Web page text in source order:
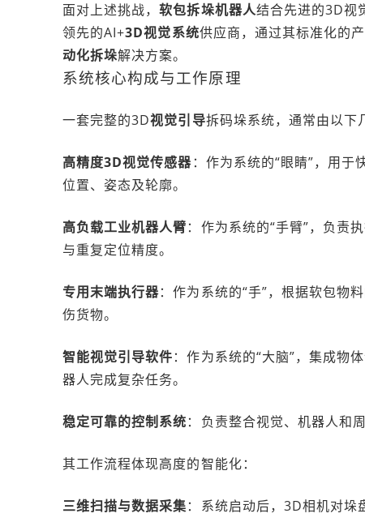
面对上述挑战，软包拆垛机器人结合先进的3D视
领先的AI+3D视觉系统供应商，通过其标准化的
动化拆垛解决方案。
系统核心构成与工作原理
一套完整的3D视觉引导拆码垛系统，通常由以下
高精度3D视觉传感器：作为系统的“眼睛”，用
位置、姿态及轮廓。
高负载工业机器人臂：作为系统的“手臂”，负责
与重复定位精度。
专用末端执行器：作为系统的“手”，根据软包物
伤货物。
智能视觉引导软件：作为系统的“大脑”，集成物
器人完成复杂任务。
稳定可靠的控制系统：负责整合视觉、机器人和
其工作流程体现高度的智能化：
三维扫描与数据采集：系统启动后，3D相机对垛